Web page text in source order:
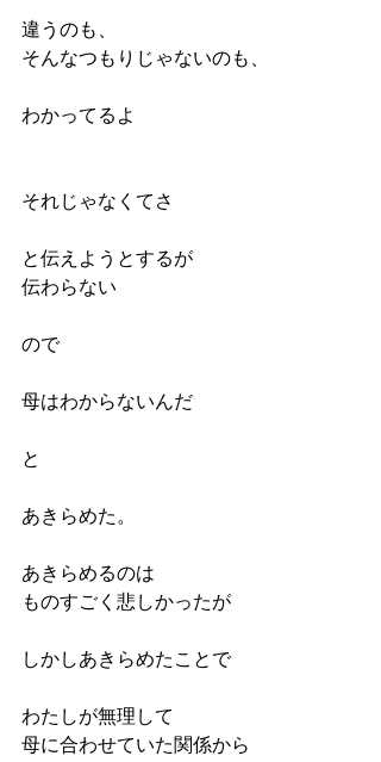
違うのも、
そんなつもりじゃないのも、
わかってるよ
それじゃなくてさ
と伝えようとするが
伝わらない
ので
母はわからないんだ
と
あきらめた。
あきらめるのは
ものすごく悲しかったが
しかしあきらめたことで
わたしが無理して
母に合わせていた関係から